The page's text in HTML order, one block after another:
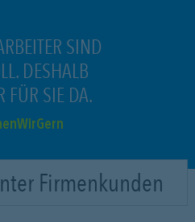
SIND
DESHALB
FÜR SIE DA.
Firmenkunden